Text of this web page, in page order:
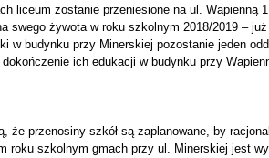
liceum zostanie przeniesione na ul. Wapienną
swego żywota w roku szkolnym 2018/2019 –
w budynku przy Minerskiej pozostanie jeden
ich edukacji w budynku przy
że przenosiny szkół są zaplanowane, by
roku szkolnym gmach przy ul. Minerskiej jest